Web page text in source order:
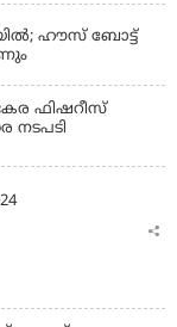
ഹൗസ് ബോട്ട്
ഫിഷറീസ്
നടപടി